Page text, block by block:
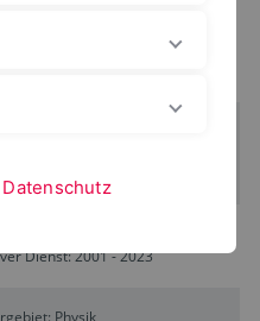
Dienst: 1993 - 2024
Dienst: 2001 - 2023
Physik
Datenschutz